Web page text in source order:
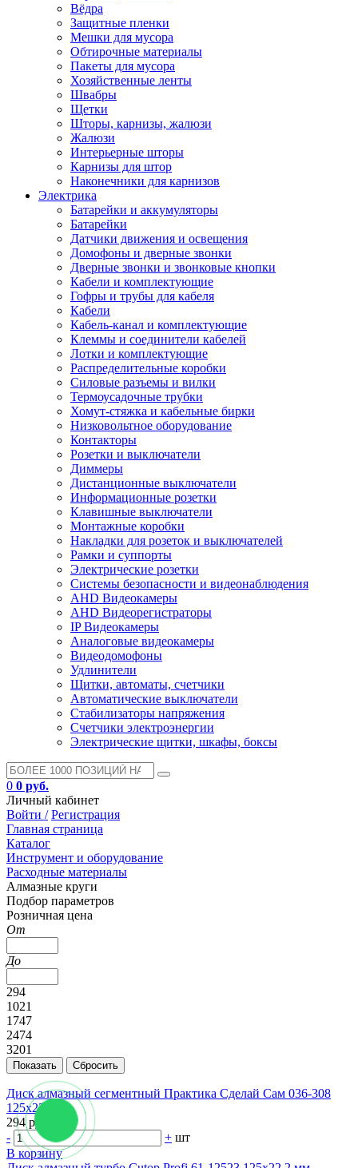
Вёдра
Защитные пленки
Мешки для мусора
Обтирочные материалы
Пакеты для мусора
Хозяйственные ленты
Швабры
Щетки
Шторы, карнизы, жалюзи
Жалюзи
Интерьерные шторы
Карнизы для штор
Наконечники для карнизов
Электрика
Батарейки и аккумуляторы
Батарейки
Датчики движения и освещения
Домофоны и дверные звонки
Дверные звонки и звонковые кнопки
Кабели и комплектующие
Гофры и трубы для кабеля
Кабели
Кабель-канал и комплектующие
Клеммы и соединители кабелей
Лотки и комплектующие
Распределительные коробки
Силовые разъемы и вилки
Термоусадочные трубки
Хомут-стяжка и кабельные бирки
Низковольтное оборудование
Контакторы
Розетки и выключатели
Диммеры
Дистанционные выключатели
Информационные розетки
Клавишные выключатели
Монтажные коробки
Накладки для розеток и выключателей
Рамки и суппорты
Электрические розетки
Системы безопасности и видеонаблюдения
AHD Видеокамеры
AHD Видеорегистраторы
IP Видеокамеры
Аналоговые видеокамеры
Видеодомофоны
Удлинители
Щитки, автоматы, счетчики
Автоматические выключатели
Стабилизаторы напряжения
Счетчики электроэнергии
Электрические щитки, шкафы, боксы
0 0 руб.
Личный кабинет
Войти / Регистрация
Главная страница
Каталог
Инструмент и оборудование
Расходные материалы
Алмазные круги
Подбор параметров
Розничная цена
От
До
294
1021
1747
2474
3201
Диск алмазный сегментный Практика Сделай Сам 036-308
125х22 мм
294 руб.
-
+ шт
В корзину